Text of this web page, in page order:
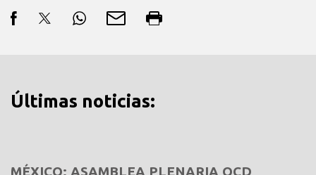
Últimas noticias:
MÉXICO: ASAMBLEA PLENARIA OCD